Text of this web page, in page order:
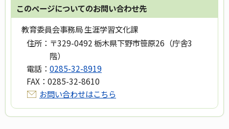
このページについてのお問い合わせ先
教育委員会事務局 生涯学習文化課
住所： 〒329-0492 栃木県下野市笹原26（庁舎3
階）
電話： 0285-32-8919
FAX： 0285-32-8610
お問い合わせはこちら